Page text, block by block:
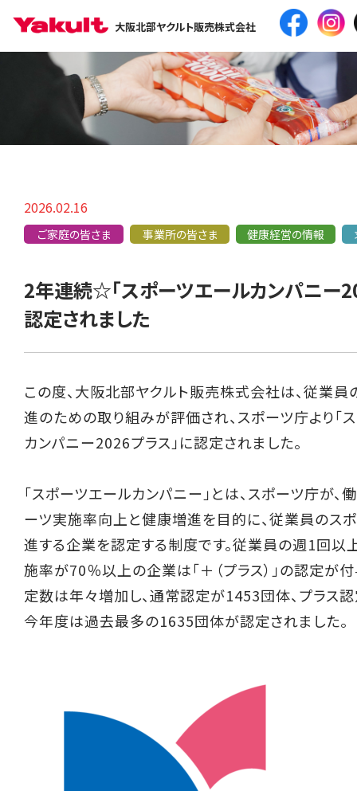
大阪北部ヤクルト販売株式会社
2026.02.16
ご家庭の皆さま 事業所の皆さま 健康経営の情報
2年連続☆「スポーツエールカンパニー
認定されました
この度、大阪北部ヤクルト販売株式会社は、従業員
進のための取り組みが評価され、スポーツ庁より「
カンパニー2026プラス」に認定されました。
「スポーツエールカンパニー」とは、スポーツ庁が、
ーツ実施率向上と健康増進を目的に、従業員のス
進する企業を認定する制度です。従業員の週1回以
施率が70％以上の企業は「＋（プラス）」の認定が
定数は年々増加し、通常認定が1453団体、プラス
今年度は過去最多の1635団体が認定されました。